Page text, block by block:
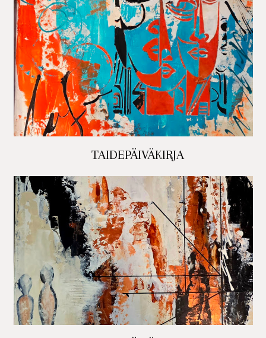
TAIDEPÄIVÄKIRJA